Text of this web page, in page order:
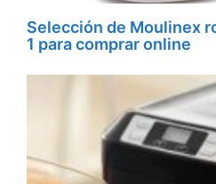
Selección de Moulinex
1 para comprar online